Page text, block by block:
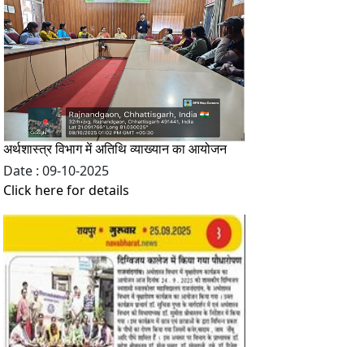
अर्थशास्त्र विभाग में अतिथि व्याख्यान का आयोजन
Date : 09-10-2025
Click here for details